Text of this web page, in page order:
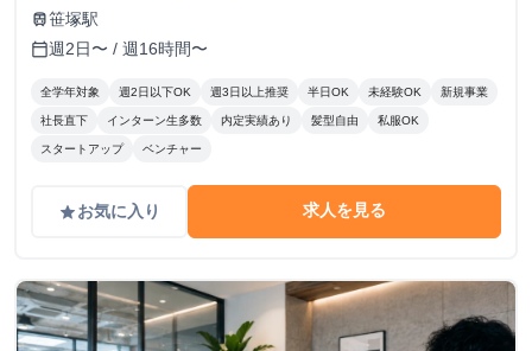
train笹塚駅
calendar_today週2日〜 / 週16時間〜
全学年対象 週2日以下OK 週3日以上推奨 半日OK 未経験OK 新規事業
社長直下 インターン生多数 内定実績あり 髪型自由 私服OK
スタートアップ ベンチャー
gradeお気に入り 求人を見る